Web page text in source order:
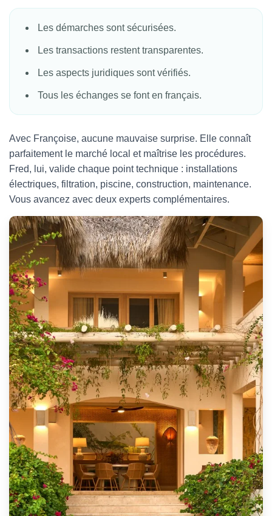
Les démarches sont sécurisées.
Les transactions restent transparentes.
Les aspects juridiques sont vérifiés.
Tous les échanges se font en français.
Avec Françoise, aucune mauvaise surprise. Elle connaît
parfaitement le marché local et maîtrise les procédures.
Fred, lui, valide chaque point technique : installations
électriques, filtration, piscine, construction, maintenance.
Vous avancez avec deux experts complémentaires.